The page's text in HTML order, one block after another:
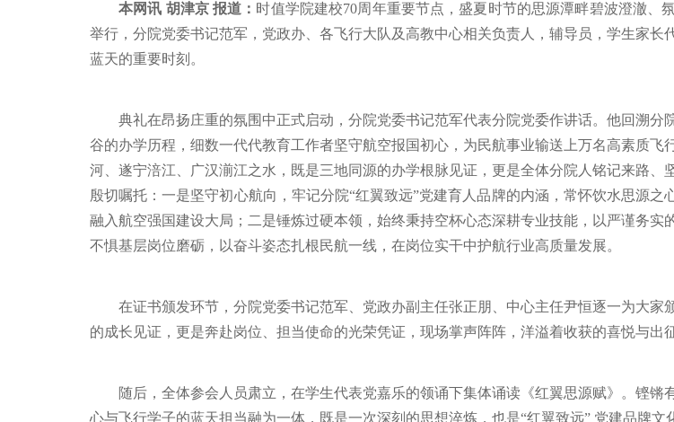
本网讯 胡津京 报道： 时值学院建校70周年重要节点，盛夏时节的思源潭畔碧波澄澈、
举行，分院党委书记范军，党政办、各飞行大队及高教中心相关负责人，辅导员，学生家
蓝天的重要时刻。
典礼在昂扬庄重的氛围中正式启动，分院党委书记范军代表分院党委作讲话。他回溯
谷的办学历程，细数一代代教育工作者坚守航空报国初心，为民航事业输送上万名高素质
河、遂宁涪江、广汉湔江之水，既是三地同源的办学根脉见证，更是全体分院人铭记来路
殷切嘱托：一是坚守初心航向，牢记分院“红翼致远”党建育人品牌的内涵，常怀饮水思源
融入航空强国建设大局；二是锤炼过硬本领，始终秉持空杯心态深耕专业技能，以严谨务
不惧基层岗位磨砺，以奋斗姿态扎根民航一线，在岗位实干中护航行业高质量发展。
在证书颁发环节，分院党委书记范军、党政办副主任张正朋、中心主任尹恒逐一为大
的成长见证，更是奔赴岗位、担当使命的光荣凭证，现场掌声阵阵，洋溢着收获的喜悦与出
随后，全体参会人员肃立，在学生代表党嘉乐的领诵下集体诵读《红翼思源赋》。铿
心与飞行学子的蓝天担当融为一体，既是一次深刻的思想淬炼，也是“红翼致远” 党建品牌文